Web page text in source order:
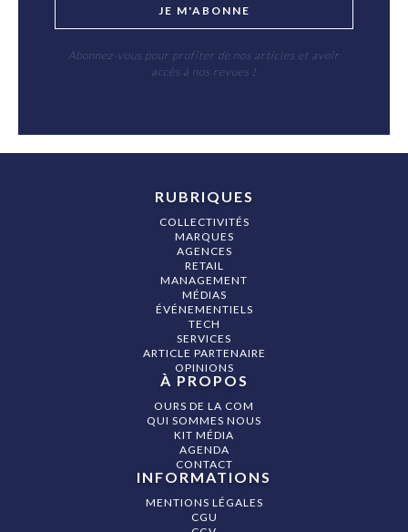
JE M'ABONNE
Abonnez-vous pour profiter de nos articles et avoir
accès à nos revues !
RUBRIQUES
COLLECTIVITÉS
MARQUES
AGENCES
RETAIL
MANAGEMENT
MÉDIAS
ÉVÉNEMENTIELS
TECH
SERVICES
ARTICLE PARTENAIRE
OPINIONS
À PROPOS
OURS DE LA COM
QUI SOMMES NOUS
KIT MÉDIA
AGENDA
CONTACT
INFORMATIONS
MENTIONS LÉGALES
CGU